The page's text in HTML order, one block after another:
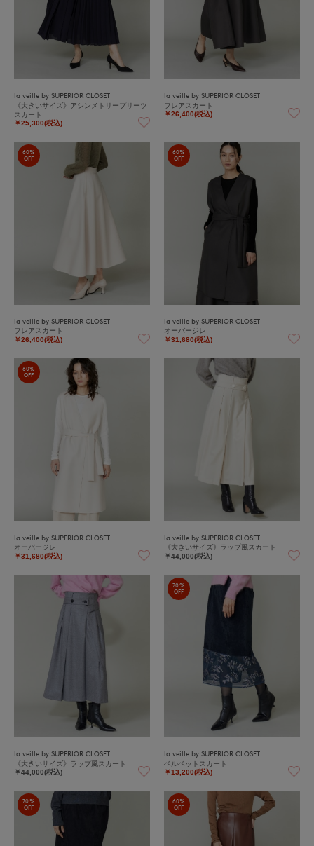
la veille by SUPERIOR CLOSET
《大きいサイズ》アシンメトリープリーツ
スカート
￥25,300(税込)
la veille by SUPERIOR CLOSET
フレアスカート
￥26,400(税込)
60%
OFF
la veille by SUPERIOR CLOSET
フレアスカート
￥26,400(税込)
60%
OFF
la veille by SUPERIOR CLOSET
オーバージレ
￥31,680(税込)
60%
OFF
la veille by SUPERIOR CLOSET
オーバージレ
￥31,680(税込)
la veille by SUPERIOR CLOSET
《大きいサイズ》ラップ風スカート
￥44,000(税込)
la veille by SUPERIOR CLOSET
《大きいサイズ》ラップ風スカート
￥44,000(税込)
70%
OFF
la veille by SUPERIOR CLOSET
ベルベットスカート
￥13,200(税込)
70%
OFF
60%
OFF